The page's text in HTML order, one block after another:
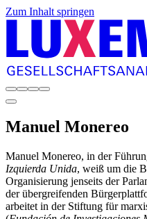
Zum Inhalt springen
Manuel Monereo
Manuel Monereo, in der
Izquierda Unida, weiß um die
Organisierung jenseits der
der übergreifenden
arbeitet in der Stiftung für